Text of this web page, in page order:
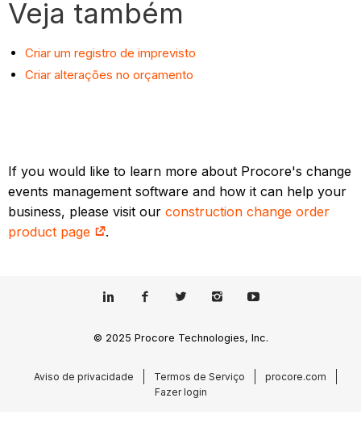
Veja também
Criar um registro de imprevisto
Criar alterações no orçamento
If you would like to learn more about Procore's change
events management software and how it can help your
business, please visit ourconstruction change order
product page
.
© 2025 Procore Technologies, Inc.
Aviso de privacidade Termos de Serviço
procore.com
Fazer login